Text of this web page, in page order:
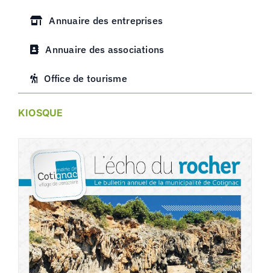
Annuaire des entreprises
Annuaire des associations
Office de tourisme
KIOSQUE